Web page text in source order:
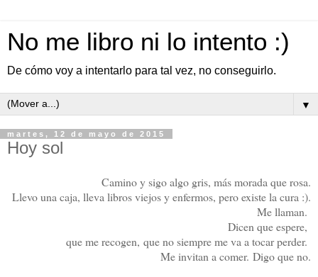
No me libro ni lo intento :)
De cómo voy a intentarlo para tal vez, no conseguirlo.
▼
martes, 12 de mayo de 2015
Hoy sol
Camino y sigo algo gris, más morada que rosa.
Llevo una caja, lleva libros viejos y enfermos, pero existe la cura :).
Me llaman.
Dicen que espere,
que me recogen, que no siempre me va a tocar perder.
Me invitan a comer. Digo que no.